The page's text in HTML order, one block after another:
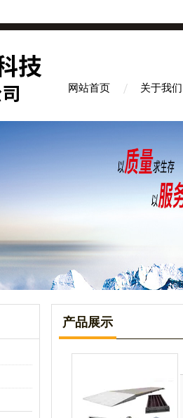
网站首页 关于我们
产品展示